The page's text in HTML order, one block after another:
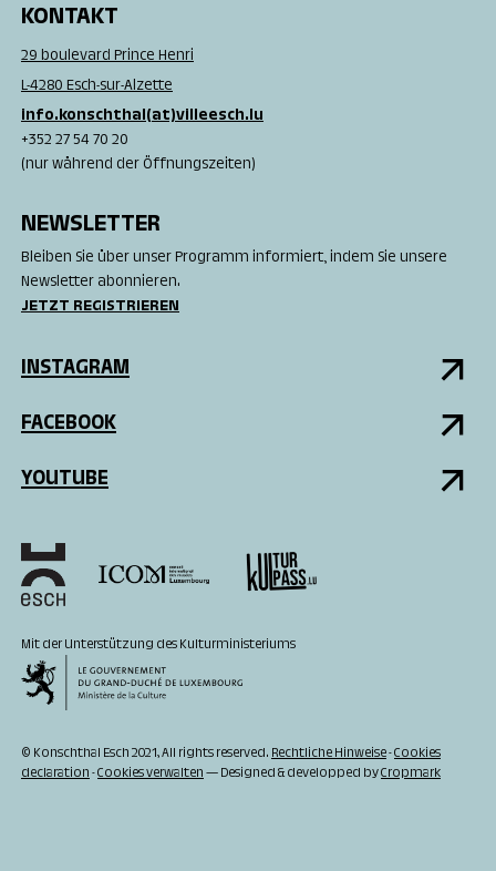
KONTAKT
29 boulevard Prince Henri
L-4280 Esch-sur-Alzette
info.konschthal(at)villeesch.lu
+352 27 54 70 20
(nur während der Öffnungszeiten)
NEWSLETTER
Bleiben Sie über unser Programm informiert, indem Sie unsere
Newsletter abonnieren.
JETZT REGISTRIEREN
INSTAGRAM
FACEBOOK
YOUTUBE
Mit der Unterstützung des Kulturministeriums
© Konschthal Esch 2021, All rights reserved.Rechtliche Hinweise-Cookies
declaration-Cookies verwalten— Designed & developped byCropmark